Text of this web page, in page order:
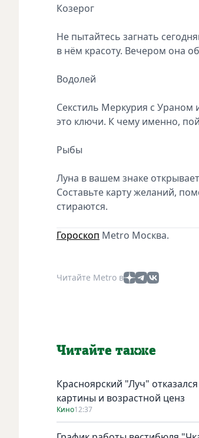
Козерог
Не пытайтесь загнать
в нём красоту. Вечером она
Водолей
Секстиль Меркурия с Ураном
это ключи. К чему именно,
Рыбы
Луна в вашем знаке
Составьте карту желаний,
стираются.
Гороскоп Metro Москва.
Читайте Metro в
Читайте также
Красноярский "Луч"
картины и возрастной ценз
Кино12:37